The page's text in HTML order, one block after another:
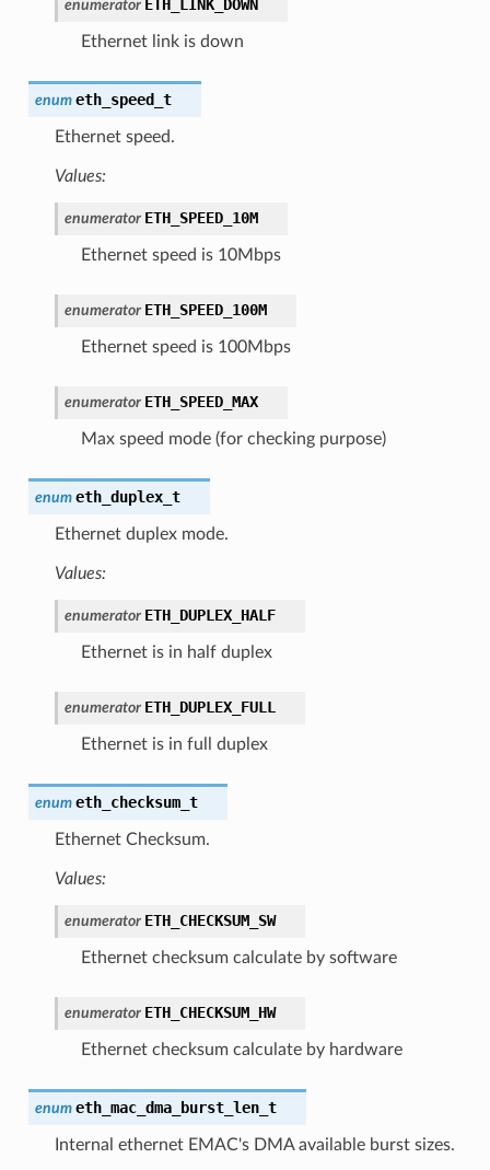
enumerator ETH_LINK_DOWN
Ethernet link is down
enum eth_speed_t
Ethernet speed.
Values:
enumerator ETH_SPEED_10M
Ethernet speed is 10Mbps
enumerator ETH_SPEED_100M
Ethernet speed is 100Mbps
enumerator ETH_SPEED_MAX
Max speed mode (for checking purpose)
enum eth_duplex_t
Ethernet duplex mode.
Values:
enumerator ETH_DUPLEX_HALF
Ethernet is in half duplex
enumerator ETH_DUPLEX_FULL
Ethernet is in full duplex
enum eth_checksum_t
Ethernet Checksum.
Values:
enumerator ETH_CHECKSUM_SW
Ethernet checksum calculate by software
enumerator ETH_CHECKSUM_HW
Ethernet checksum calculate by hardware
enum eth_mac_dma_burst_len_t
Internal ethernet EMAC's DMA available burst sizes.